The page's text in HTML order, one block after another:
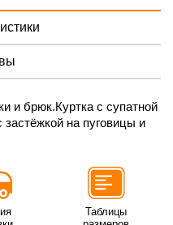
и брюк.Куртка с супатной
на пуговицы и
Таблицы